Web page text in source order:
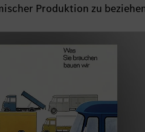
Produktion zu